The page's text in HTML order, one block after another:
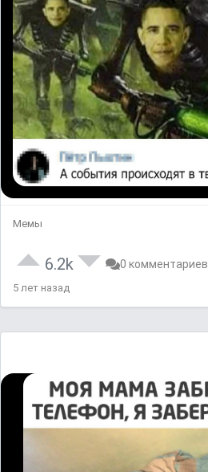
Мемы
6.2k 0 комментариев
5 лет назад